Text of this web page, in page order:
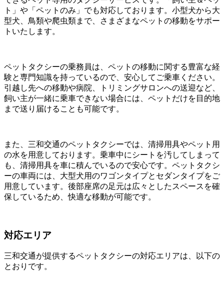
ト」や「ペットのみ」でも対応しております。小型犬から大
型犬、鳥類や爬虫類まで、さまざまなペットの移動をサポー
トいたします。
ペットタクシーの乗務員は、ペットの移動に関する豊富な経
験と専門知識を持っているので、安心してご乗車ください。
引越し先への移動や病院、トリミングサロンへの送迎など、
飼い主が一緒に乗車できない場合には、ペットだけを目的地
まで送り届けることも可能です。
また、三和交通のペットタクシーでは、清掃用具やペット用
の水を用意しております。乗車中にシートを汚してしまって
も、清掃用具を車に積んでいるので安心です。ペットタクシ
ーの車両には、大型犬用のワゴンタイプとセダンタイプをご
用意しています。後部座席の足元は広々としたスペースを確
保しているため、快適な移動が可能です。
対応エリア
三和交通が提供するペットタクシーの対応エリアは、以下の
とおりです。